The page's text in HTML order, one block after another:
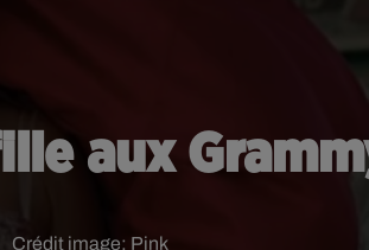
aux
Crédit image: Pink